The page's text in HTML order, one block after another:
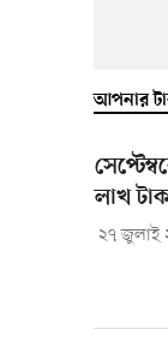
আপনার
লাখ
২৭ জুলাই